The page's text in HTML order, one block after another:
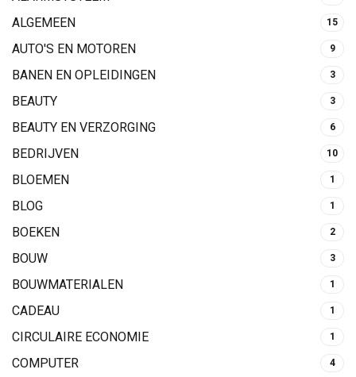
ALGEMEEN 15
AUTO'S EN MOTOREN 9
BANEN EN OPLEIDINGEN 3
BEAUTY 3
BEAUTY EN VERZORGING 6
BEDRIJVEN 10
BLOEMEN 1
BLOG 1
BOEKEN 2
BOUW 3
BOUWMATERIALEN 1
CADEAU 1
CIRCULAIRE ECONOMIE 1
COMPUTER 4